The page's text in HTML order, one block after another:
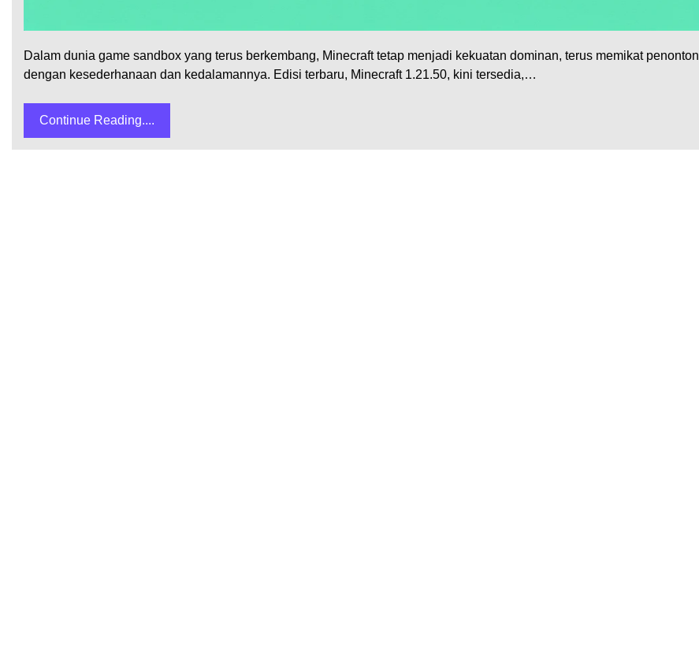
Dalam dunia game sandbox yang terus berkembang, Minecraft tetap menjadi kekuatan dominan, terus memikat penonton
dengan kesederhanaan dan kedalamannya. Edisi terbaru, Minecraft 1.21.50, kini tersedia,…
Continue Reading....